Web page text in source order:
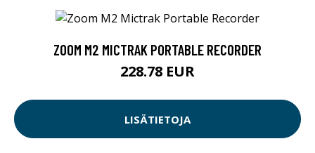
ZOOM M2 MICTRAK PORTABLE RECORDER
228.78 EUR
LISÄTIETOJA